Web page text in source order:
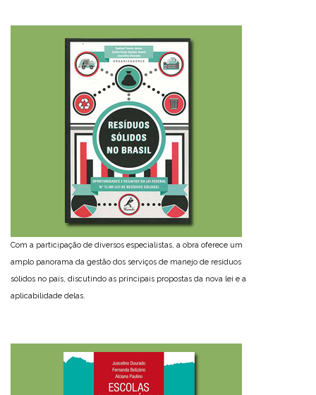
Com a participação de diversos especialistas, a obra oferece um
amplo panorama da gestão dos serviços de manejo de resíduos
sólidos no país, discutindo as principais propostas da nova lei e a
aplicabilidade delas.